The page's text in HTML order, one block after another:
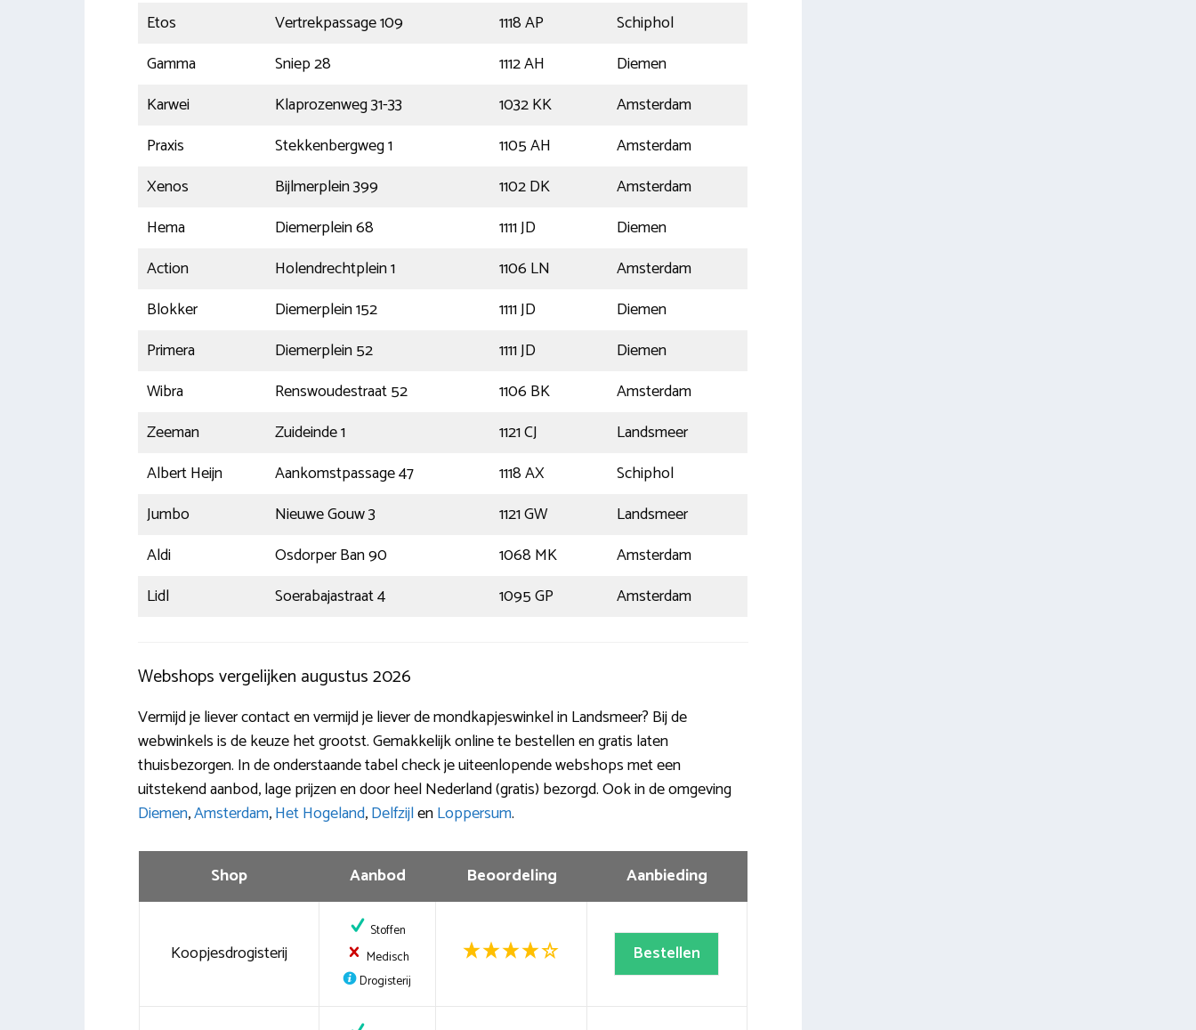
Etos
Vertrekpassage 109 1118 AP
Schiphol
Gamma
Sniep 28 1112 AH
Diemen
Karwei
Klaprozenweg 31-33 1032 KK
Amsterdam
Praxis
Stekkenbergweg 1 1105 AH
Amsterdam
Xenos
Bijlmerplein 399 1102 DK
Amsterdam
Hema
Diemerplein 68 1111 JD
Diemen
Action
Holendrechtplein 1 1106 LN
Amsterdam
Blokker
Diemerplein 152 1111 JD
Diemen
Primera
Diemerplein 52 1111 JD
Diemen
Wibra
Renswoudestraat 52 1106 BK
Amsterdam
Zeeman
Zuideinde 1 1121 CJ
Landsmeer
Albert Heijn
Aankomstpassage 47 1118 AX
Schiphol
Jumbo
Nieuwe Gouw 3 1121 GW
Landsmeer
Aldi
Osdorper Ban 90 1068 MK
Amsterdam
Lidl
Soerabajastraat 4 1095 GP Amsterdam
Webshops vergelijken augustus 2026
Vermijd je liever contact en vermijd je liever de mondkapjeswinkel in Landsmeer? Bij de
webwinkels is de keuze het grootst. Gemakkelijk online te bestellen en gratis laten
thuisbezorgen. In de onderstaande tabel check je uiteenlopende webshops met een
uitstekend aanbod, lage prijzen en door heel Nederland (gratis) bezorgd. Ook in de omgeving
Diemen,Amsterdam,Het Hogeland,DelfzijlenLoppersum.
Shop Aanbod Beoordeling Aanbieding
Koopjesdrogisterij
Stoffen
Medisch
Drogisterij
Bestellen